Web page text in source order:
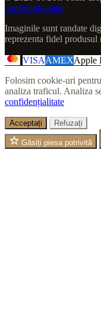
confidențialitate
Imaginile sunt randate
reprezenta fidel produsul
VISAAMEXApple
Folosim cookie-uri
analiza traficul. Analiza
confidențialitate
Acceptați Refuzați
Găsiți piesa potrivită